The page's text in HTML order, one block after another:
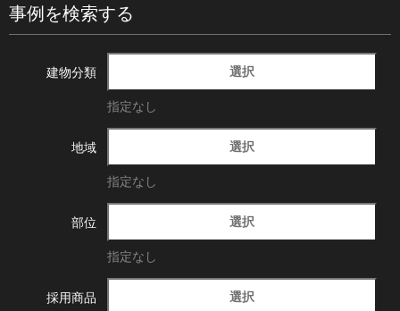
事例を検索する
建物分類 選択
指定なし
地域 選択
指定なし
部位 選択
指定なし
採用商品 選択